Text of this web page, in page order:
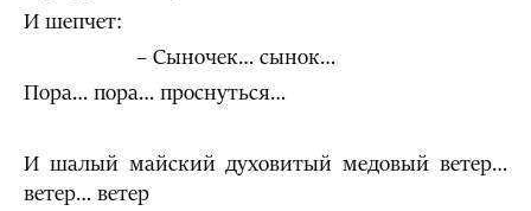
И шепчет:
– Сыночек… сынок…
Пора… пора… проснуться…
И шалый майский духовитый медовый ветер…
ветер… ветер